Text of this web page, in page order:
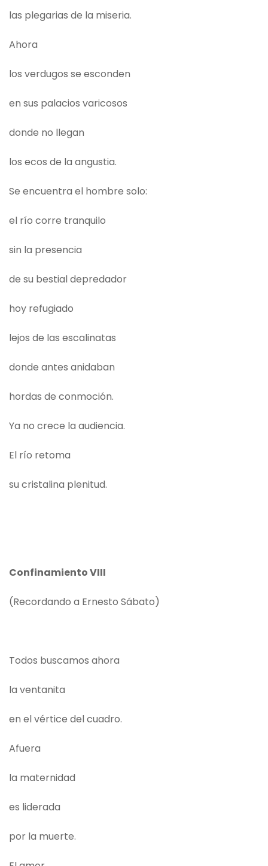
las plegarias de la miseria.
Ahora
los verdugos se esconden
en sus palacios varicosos
donde no llegan
los ecos de la angustia.
Se encuentra el hombre solo:
el río corre tranquilo
sin la presencia
de su bestial depredador
hoy refugiado
lejos de las escalinatas
donde antes anidaban
hordas de conmoción.
Ya no crece la audiencia.
El río retoma
su cristalina plenitud.
Confinamiento VIII
(Recordando a Ernesto Sábato)
Todos buscamos ahora
la ventanita
en el vértice del cuadro.
Afuera
la maternidad
es liderada
por la muerte.